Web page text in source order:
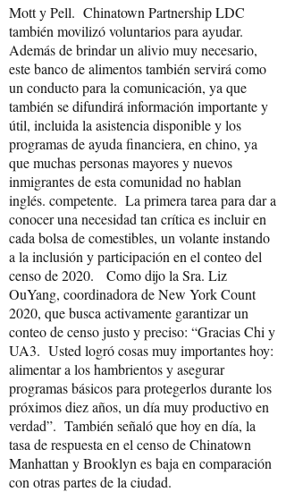
Mott y Pell. Chinatown Partnership LDC
también movilizó voluntarios para ayudar.
Además de brindar un alivio muy necesario,
este banco de alimentos también servirá como
un conducto para la comunicación, ya que
también se difundirá información importante y
útil, incluida la asistencia disponible y los
programas de ayuda financiera, en chino, ya
que muchas personas mayores y nuevos
inmigrantes de esta comunidad no hablan
inglés. competente. La primera tarea para dar a
conocer una necesidad tan crítica es incluir en
cada bolsa de comestibles, un volante instando
a la inclusión y participación en el conteo del
censo de 2020. Como dijo la Sra. Liz
OuYang, coordinadora de New York Count
2020, que busca activamente garantizar un
conteo de censo justo y preciso: “Gracias Chi y
UA3. Usted logró cosas muy importantes hoy:
alimentar a los hambrientos y asegurar
programas básicos para protegerlos durante los
próximos diez años, un día muy productivo en
verdad”. También señaló que hoy en día, la
tasa de respuesta en el censo de Chinatown
Manhattan y Brooklyn es baja en comparación
con otras partes de la ciudad.